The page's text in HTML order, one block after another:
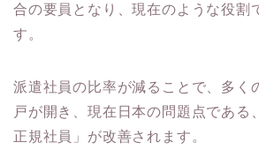
合の要員となり、現在のような役割
す。
派遣社員の比率が減ることで、多く
戸が開き、現在日本の問題点である
正規社員」が改善されます。